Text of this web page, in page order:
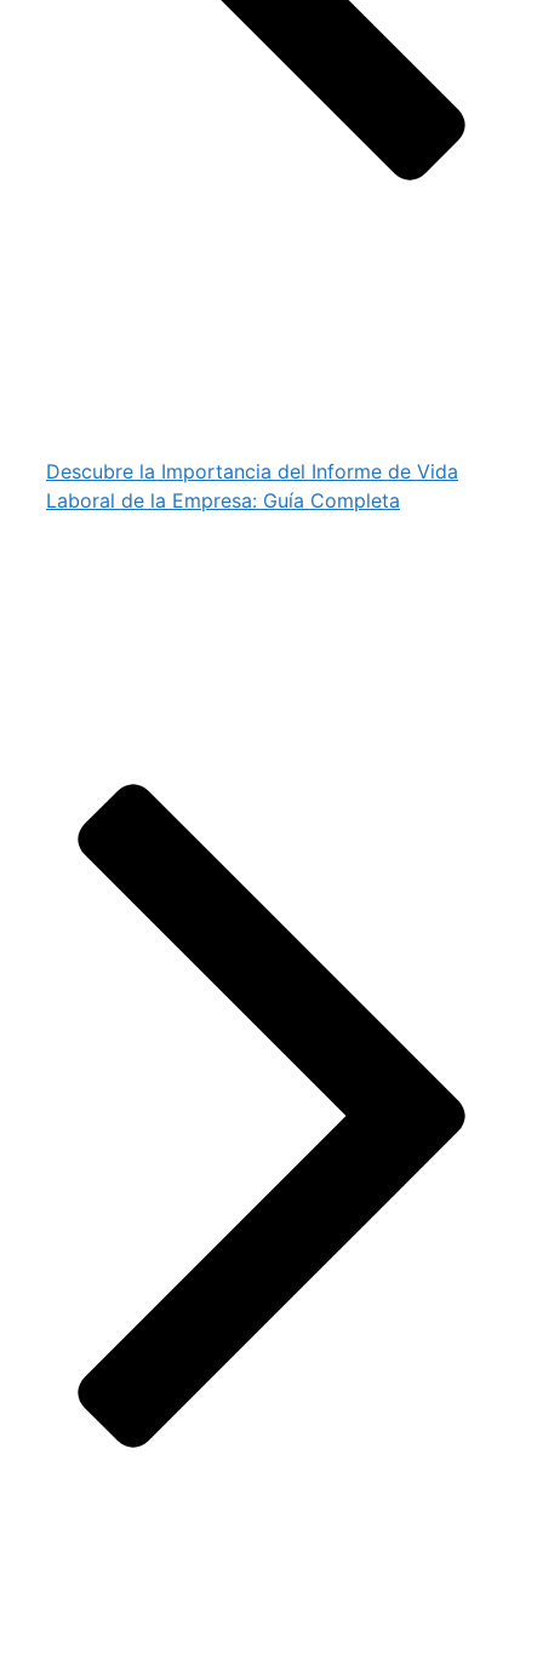
Descubre la Importancia del Informe de Vida
Laboral de la Empresa: Guía Completa